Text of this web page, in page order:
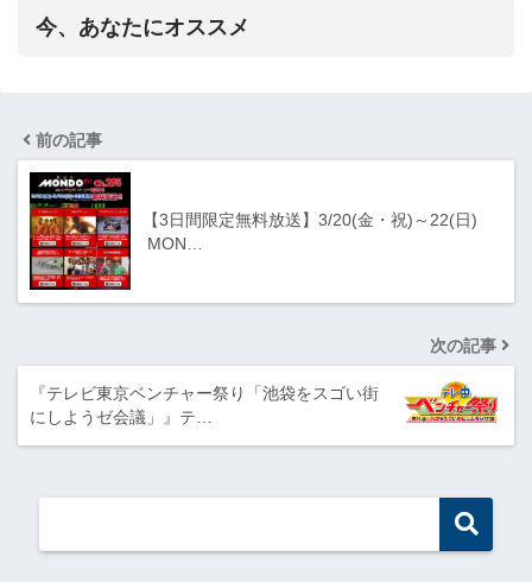
今、あなたにオススメ
前の記事
【3日間限定無料放送】3/20(金・祝)～22(日)
MON…
次の記事
『テレビ東京ベンチャー祭り「池袋をスゴい街
にしようゼ会議」』テ…